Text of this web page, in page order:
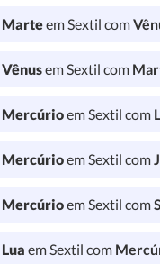
Marteem Sextil com
Vênusem Sextil com
Mercúrioem Sextil com
Mercúrioem Sextil com
Mercúrioem Sextil com
Lua em Sextil com